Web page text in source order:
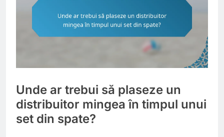
Unde ar trebui să plaseze un
distribuitor mingea în timpul unui
set din spate?